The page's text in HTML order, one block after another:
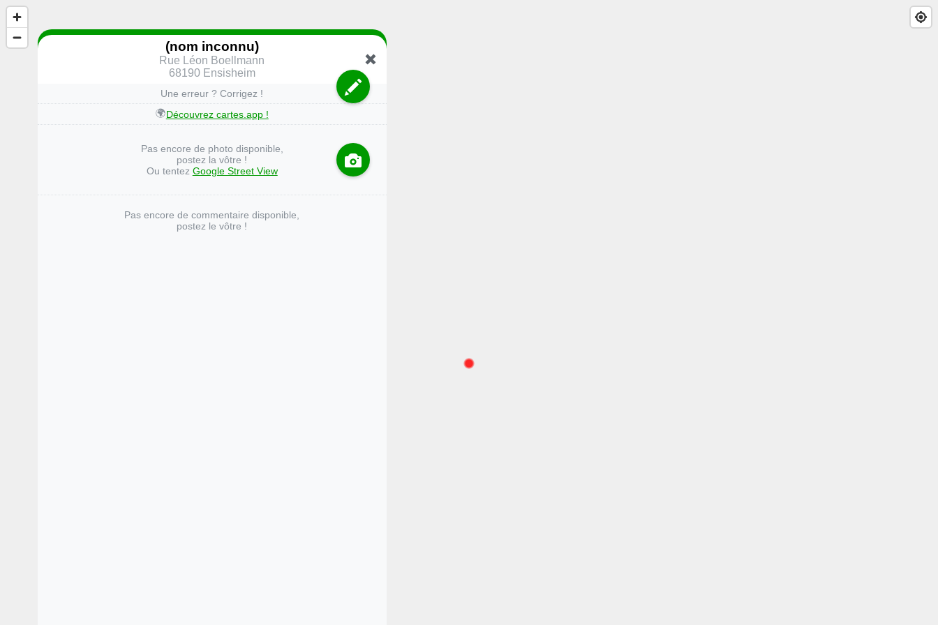
(nom inconnu)
Rue Léon Boellmann
68190 Ensisheim
Une erreur ? Corrigez !
🌍Découvrez cartes.app !
Pas encore de photo disponible,
postez la vôtre !
Ou tentez Google Street View
Pas encore de commentaire disponible,
postez le vôtre !